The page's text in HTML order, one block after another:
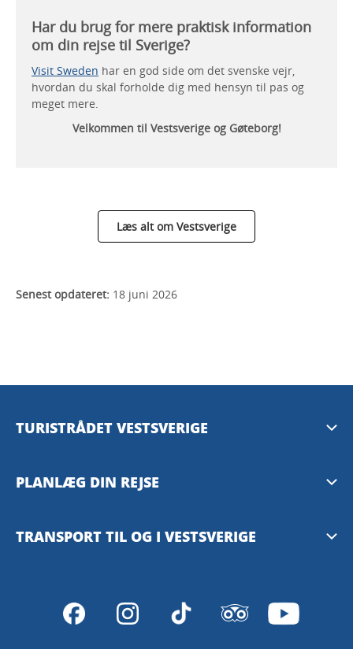
Har du brug for mere praktisk information
om din rejse til Sverige?
Visit Sweden har en god side om det svenske vejr,
hvordan du skal forholde dig med hensyn til pas og
meget mere.
Velkommen til Vestsverige og Gøteborg!
Læs alt om Vestsverige
Senest opdateret: 18 juni 2026
TURISTRÅDET VESTSVERIGE
Mediebank
PLANLÆG DIN REJSE
Tilgængelighedsguide – TD
VisitSweden
TRANSPORT TIL OG I VESTSVERIGE
SJ – med tog